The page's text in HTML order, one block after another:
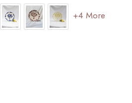
+4 More